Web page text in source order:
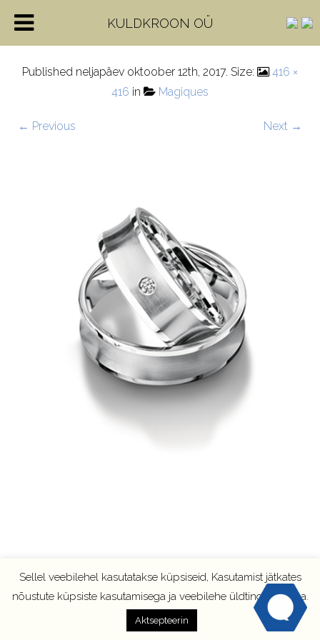
H-71_80730_0_0
Published neljapäev oktoober 12th, 2017. Size:
416 ×
416 in Magiques
← Previous Next →
Sellel veebilehel kasutatakse küpsiseid, Kasutamist jätkates
nõustute küpsiste kasutamisega ja veebilehe üldtingimustega.
Aktsepteerin
KULDKROON OÜ